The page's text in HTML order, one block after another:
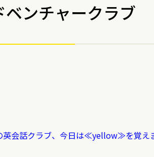
ベンチャークラブ
英会話クラブ、今日は≪yellow≫を覚